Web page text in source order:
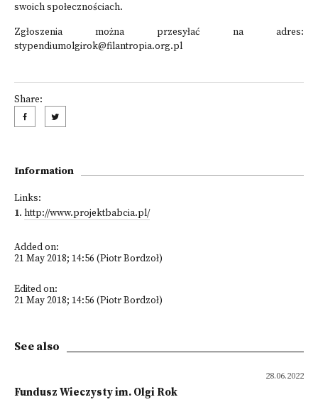
swoich społecznościach.
Zgłoszenia można przesyłać na adres:
stypendiumolgirok@filantropia.org.pl
Share:
Information
Links:
1. http://www.projektbabcia.pl/
Added on:
21 May 2018; 14:56 (Piotr Bordzoł)
Edited on:
21 May 2018; 14:56 (Piotr Bordzoł)
See also
28.06.2022
Fundusz Wieczysty im. Olgi Rok